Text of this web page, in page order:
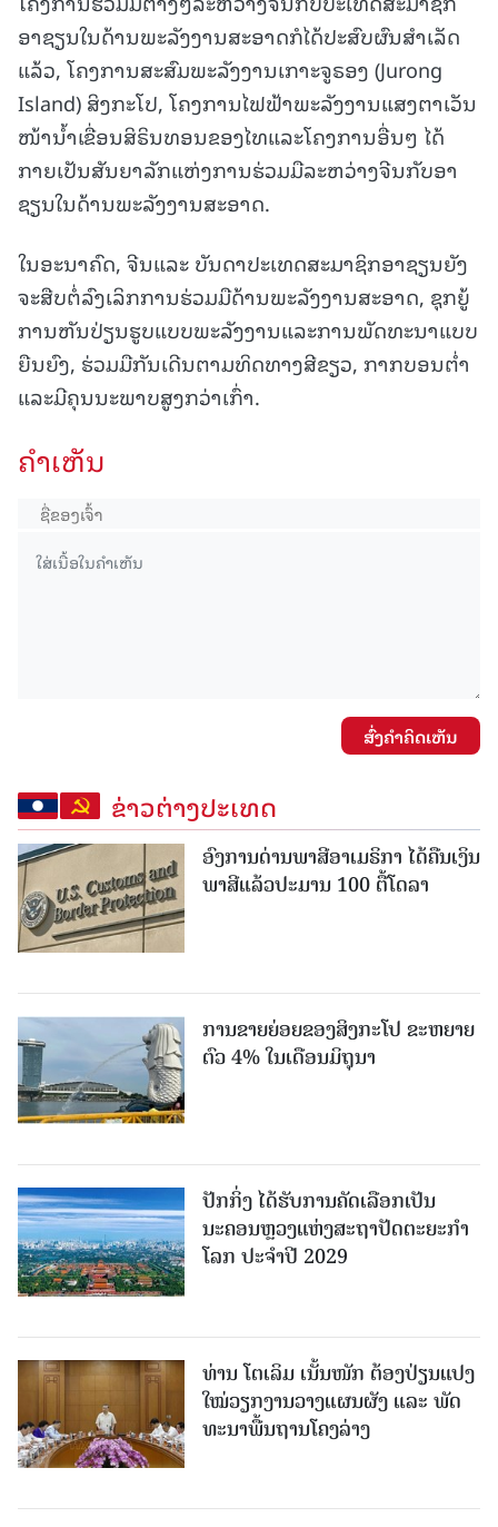
ອາຊຽນໃນດ້ານພະລັງງານສະອາດກໍໄດ້ປະສົບຜົນສຳເລັດ
ແລ້ວ, ໂຄງການສະສົມພະລັງງານເກາະຈູຣອງ (Jurong
Island) ສິງກະໂປ, ໂຄງການໄຟຟ້າພະລັງງານແສງຕາເວັນ
ໜ້ານ້ຳເຂື່ອນສິຣິນທອນຂອງໄທແລະໂຄງການອື່ນໆ ໄດ້
ກາຍເປັນສັນຍາລັກແຫ່ງການຮ່ວມມືລະຫວ່າງຈີນກັບອາ
ຊຽນໃນດ້ານພະລັງງານສະອາດ.
ໃນອະນາຄົດ, ຈີນແລະ ບັນດາປະເທດສະມາຊິກອາຊຽນຍັງ
ຈະສືບຕໍ່ລົງເລິກການຮ່ວມມືດ້ານພະລັງງານສະອາດ, ຊຸກຍູ້
ການຫັນປ່ຽນຮູບແບບພະລັງງານແລະການພັດທະນາແບບ
ຍືນຍົງ, ຮ່ວມມືກັນເດີນຕາມທິດທາງສີຂຽວ, ກາກບອນຕ່ຳ
ແລະມີຄຸນນະພາບສູງກວ່າເກົ່າ.
ຄໍາເຫັນ
ສົ່ງຄໍາຄິດເຫັນ
ຂ່າວຕ່າງປະເທດ
ອົງການດ່ານພາສີອາເມຣິກາ ໄດ້ຄືນເງິນ
ພາສີແລ້ວປະມານ 100 ຕື້ໂດລາ
ການຂາຍຍ່ອຍຂອງສິງກະໂປ ຂະຫຍາຍ
ຕົວ 4% ໃນເດືອນມິຖຸນາ
ປັກກິ່ງ ໄດ້ຮັບການຄັດເລືອກເປັນ
ນະຄອນຫຼວງແຫ່ງສະຖາປັດຕະຍະກຳ
ໂລກ ປະຈຳປີ 2029
ທ່ານ ໂຕ​ເລິມ ເນັ້ນໜັກ ຕ້ອງ​ປ່ຽນ​ແປງ​
ໃໝ່​ວຽກ​ງານ​ວາງ​ແຜນ​ຜັງ ແລະ ​ພັດ​
ທະ​ນາ​ພື້ນ​ຖານ​ໂຄງ​ລ່າງ